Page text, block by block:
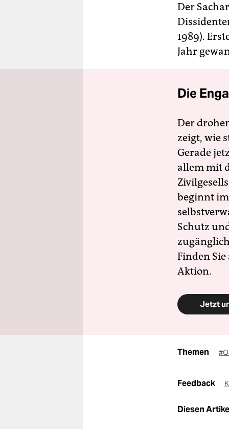
Der
1989).
Jahr
Die
Der
zeigt, wie
Gerade
allem mit
beginnt
Schutz
Finden
Aktion.
Jetzt
Themen
Feedback
Diesen